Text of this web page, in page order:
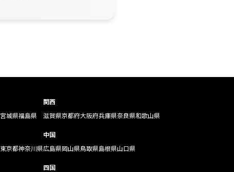
宮城県福島県
東京都神奈川県
関西
滋賀県京都府大阪府兵庫県奈良県和歌山県
中国
広島県岡山県鳥取県島根県山口県
四国